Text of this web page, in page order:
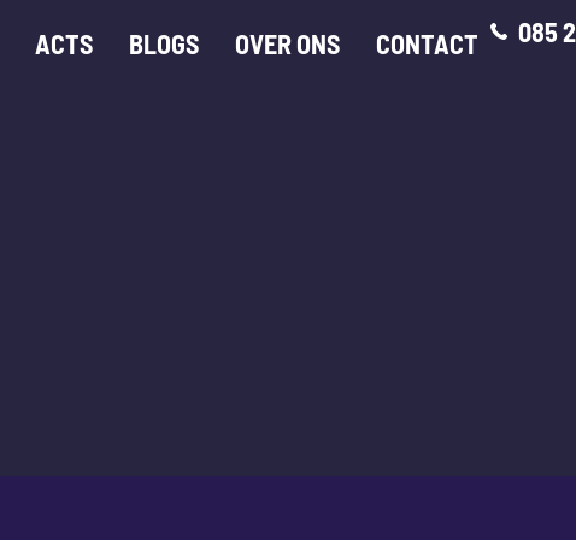
ACTS BLOGS OVER ONS CONTACT 085